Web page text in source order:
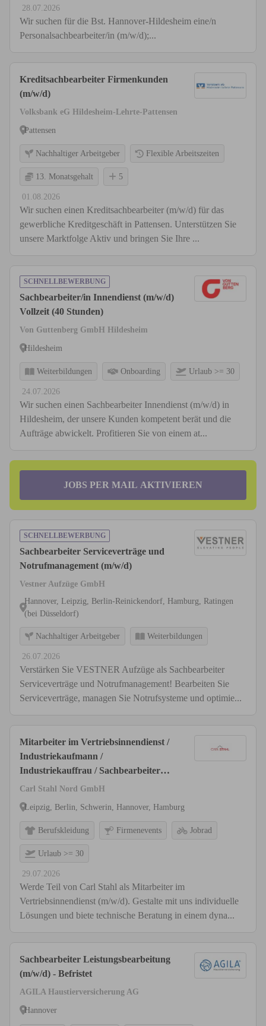
28.07.2026
Wir suchen für die Bst. Hannover-Hildesheim eine/n
Personalsachbearbeiter/in (m/w/d);...
Kreditsachbearbeiter Firmenkunden
(m/w/d)
Volksbank eG Hildesheim-Lehrte-Pattensen
Pattensen
Nachhaltiger Arbeitgeber Flexible Arbeitszeiten
13. Monatsgehalt 5
01.08.2026
Wir suchen einen Kreditsachbearbeiter (m/w/d) für das
gewerbliche Kreditgeschäft in Pattensen. Unterstützen Sie
unsere Marktfolge Aktiv und bringen Sie Ihre ...
SCHNELLBEWERBUNG
Sachbearbeiter/in Innendienst (m/w/d)
Vollzeit (40 Stunden)
Von Guttenberg GmbH Hildesheim
Hildesheim
Weiterbildungen Onboarding Urlaub >= 30
24.07.2026
Wir suchen einen Sachbearbeiter Innendienst (m/w/d) in
Hildesheim, der unsere Kunden kompetent berät und die
Aufträge abwickelt. Profitieren Sie von einem at...
JOBS PER MAIL AKTIVIEREN
SCHNELLBEWERBUNG
Sachbearbeiter Serviceverträge und
Notrufmanagement (m/w/d)
Vestner Aufzüge GmbH
Hannover, Leipzig, Berlin-Reinickendorf, Hamburg, Ratingen
(bei Düsseldorf)
Nachhaltiger Arbeitgeber Weiterbildungen
26.07.2026
Verstärken Sie VESTNER Aufzüge als Sachbearbeiter
Serviceverträge und Notrufmanagement! Bearbeiten Sie
Serviceverträge, managen Sie Notrufsysteme und optimie...
Mitarbeiter im Vertriebsinnendienst /
Industriekaufmann /
Industriekauffrau / Sachbearbeiter
(m/w/d)
Carl Stahl Nord GmbH
Leipzig, Berlin, Schwerin, Hannover, Hamburg
Berufskleidung Firmenevents Jobrad
Urlaub >= 30
29.07.2026
Werde Teil von Carl Stahl als Mitarbeiter im
Vertriebsinnendienst (m/w/d). Gestalte mit uns individuelle
Lösungen und biete technische Beratung in einem dyna...
Sachbearbeiter Leistungsbearbeitung
(m/w/d) - Befristet
AGILA Haustierversicherung AG
Hannover